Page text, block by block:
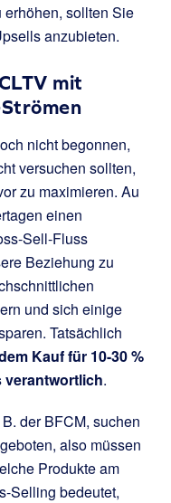
sollten Sie
anzubieten.
mit
nicht begonnen,
versuchen sollten,
zu maximieren. Au
einen
Sell-Fluss
Beziehung zu
und sich einige
Tatsächlich
Kauf für 10-30 %
verantwortlich.
der BFCM, suchen
also müssen
Produkte am
Selling bedeutet,